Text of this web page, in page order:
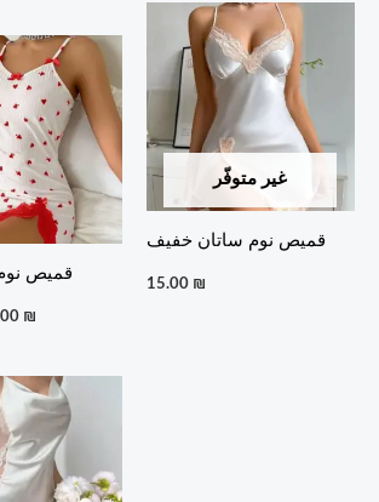
قميص
₪.
₪
is:
15.00 ₪.
غير متوفّر
قميص نوم ساتان خفيف
15.00 ₪